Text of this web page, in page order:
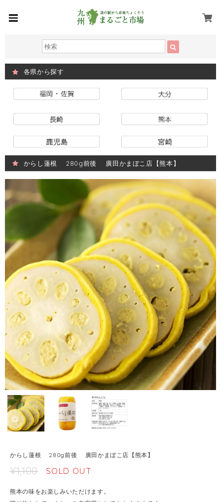
各県から探す
からし蓮根 280g前後 廣田かまぼこ店【熊本】
からし蓮根 280g前後 廣田かまぼこ店【熊本】
¥1,100 SOLD OUT
熊本の味をお楽しみいただけます。